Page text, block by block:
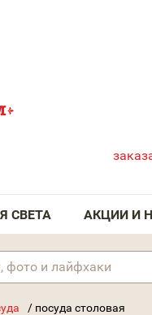
СВЕТА АКЦИИ И
/ посуда столовая